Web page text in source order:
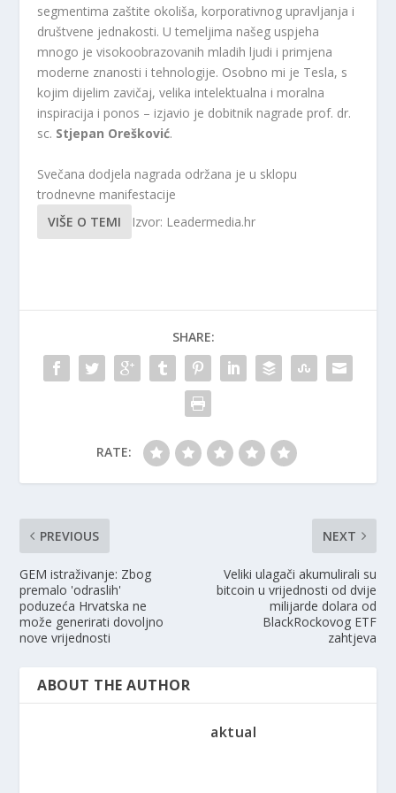
segmentima zaštite okoliša, korporativnog upravljanja i
društvene jednakosti. U temeljima našeg uspjeha
mnogo je visokoobrazovanih mladih ljudi i primjena
moderne znanosti i tehnologije. Osobno mi je Tesla, s
kojim dijelim zavičaj, velika intelektualna i moralna
inspiracija i ponos – izjavio je dobitnik nagrade prof. dr.
sc. Stjepan Orešković.
Svečana dodjela nagrada održana je u sklopu
trodnevne manifestacije
VIŠE O TEMI
Izvor: Leadermedia.hr
SHARE:
RATE:
PREVIOUS
GEM istraživanje: Zbog
premalo 'odraslih'
poduzeća Hrvatska ne
može generirati dovoljno
nove vrijednosti
NEXT
Veliki ulagači akumulirali su
bitcoin u vrijednosti od dvije
milijarde dolara od
BlackRockovog ETF
zahtjeva
ABOUT THE AUTHOR
aktual